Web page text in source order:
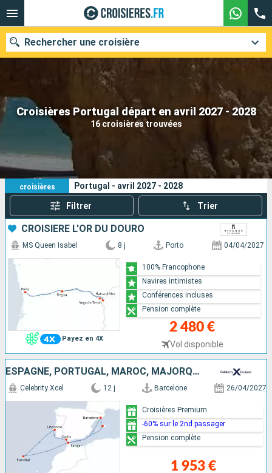
Croisières Portugal départ en avril 2027 - 2028
16 croisières trouvées
Rechercher une croisière
Nos destinations
Mois de départ
Compagnies
Rechercher
16
croisières
Vos critères de recherche :
Portugal - avril 2027 - 2028
Filtrer Trier
CROISIÈRE L'OR DU DOURO
Payez en 4X
MS Queen Isabel 8 j Porto 04/04/2027
2 480 €
Vol disponible
100% Francophone
Navires intimistes
Conférences incluses
Pension complète
ESPAGNE, PORTUGAL, MAROC, MAJORQUE
Celebrity Xcel 12 j Barcelone 26/04/2027
1 953 €
Croisières Premium
-60% sur le 2nd passager
Pension complète